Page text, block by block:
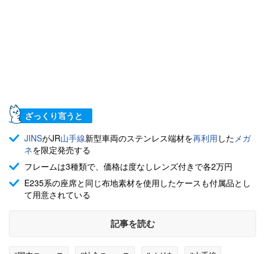
ざっくり言うと
JINSがJR山手線新型車両のステンレス端材を再利用 した メガ
ネを限定発売する
フレームは3種類で、価格は度なしレンズ付きで各2万円
E235系の座席と同じ布地素材を使用したケースも付属品とし
て用意されている
記事を読む